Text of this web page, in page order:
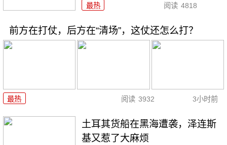
最热 阅读 4818
前方在打仗，后方在“清场”，这仗还怎么打？
最热 阅读 3932 3小时前
土耳其货船在黑海遭袭，泽连斯
基又惹了大麻烦